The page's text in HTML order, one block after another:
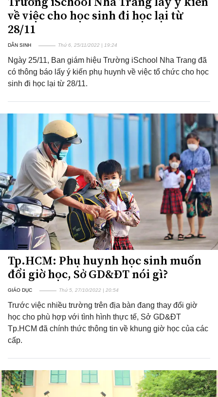
về việc cho học sinh đi học lại từ
28/11
DÂN SINH Thứ 6, 25/11/2022 | 19:24
Ngày 25/11, Ban giám hiệu Trường iSchool Nha Trang đã
có thông báo lấy ý kiến phụ huynh về việc tổ chức cho học
sinh đi học lại từ 28/11.
Tp.HCM: Phụ huynh học sinh muốn
đổi giờ học, Sở GD&ĐT nói gì?
GIÁO DỤC Thứ 5, 27/10/2022 | 20:54
Trước việc nhiều trường trên địa bàn đang thay đổi giờ
học cho phù hợp với tình hình thực tế, Sở GD&ĐT
Tp.HCM đã chính thức thông tin về khung giờ học của các
cấp.